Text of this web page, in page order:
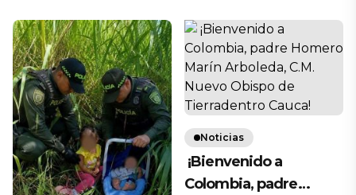
Noticias
¡Bienvenido a
Colombia, padre